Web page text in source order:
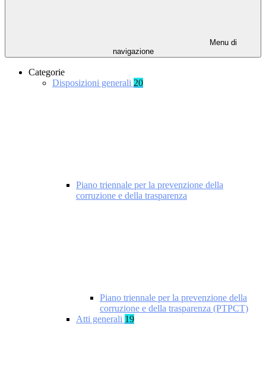
Menu di
navigazione
Categorie
Disposizioni generali 20
Piano triennale per la prevenzione della
corruzione e della trasparenza
Piano triennale per la prevenzione della
corruzione e della trasparenza (PTPCT)
Atti generali 19